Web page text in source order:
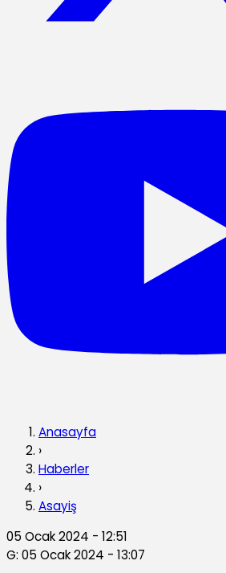
Anasayfa
›
Haberler
›
Asayiş
05 Ocak 2024 - 12:51
G: 05 Ocak 2024 - 13:07